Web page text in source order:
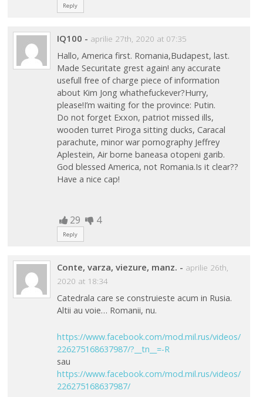
Reply
IQ100 - aprilie 27th, 2020 at 07:35
Hallo, America first. Romania,Budapest, last.
Made Securitate grest again! any accurate
usefull free of charge piece of information
about Kim Jong whathefuckever?Hurry,
please!I’m waiting for the province: Putin.
Do not forget Exxon, patriot missed ills,
wooden turret Piroga sitting ducks, Caracal
parachute, minor war pornography Jeffrey
Aplestein, Air borne baneasa otopeni garib.
God blessed America, not Romania.Is it clear??
Have a nice cap!
29 4
Reply
Conte, varza, viezure, manz. - aprilie 26th,
2020 at 18:34
Catedrala care se construieste acum in Rusia.
Altii au voie… Romanii, nu.
https://www.facebook.com/mod.mil.rus/videos/
226275168637987/?__tn__=-R
sau
https://www.facebook.com/mod.mil.rus/videos/
226275168637987/